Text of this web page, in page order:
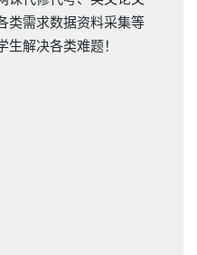
类需求数据资料采集等
解决各类难题！